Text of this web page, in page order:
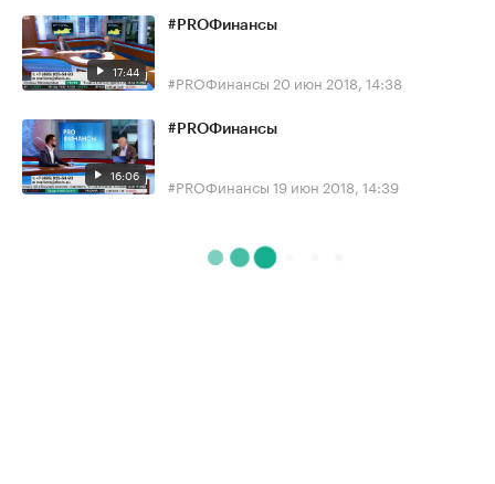
17:44
#PROФинансы
#PROФинансы 20 июн 2018, 14:38
16:06
#PROФинансы
#PROФинансы 19 июн 2018, 14:39